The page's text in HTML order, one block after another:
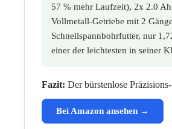
57 % mehr Laufzeit), 2x 2.0
Vollmetall-Getriebe mit 2
Schnellspannbohrfutter, nur
einer der leichtesten in seiner
Fazit: Der bürstenlose
Bei Amazon ansehen →